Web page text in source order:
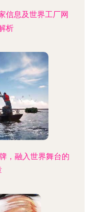
信息及世界工厂网
析
，融入世界舞台的